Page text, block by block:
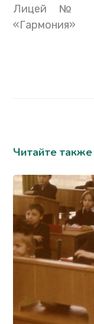
Лицей №
«Гармония»
Читайте также